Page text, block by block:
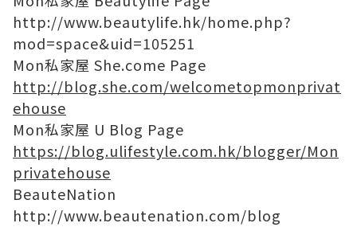
http://www.beautylife.hk/home.php?
mod=space&uid=105251
Mon私家屋 She.come Page
http://blog.she.com/welcometopmonprivat
ehouse
Mon私家屋 U Blog Page
https://blog.ulifestyle.com.hk/blogger/Mon
privatehouse
BeauteNation
http://www.beautenation.com/blog